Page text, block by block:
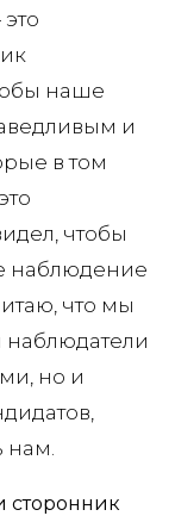
наше
и
в том
чтобы
наблюдение
что мы
но и
нам.
сторонник